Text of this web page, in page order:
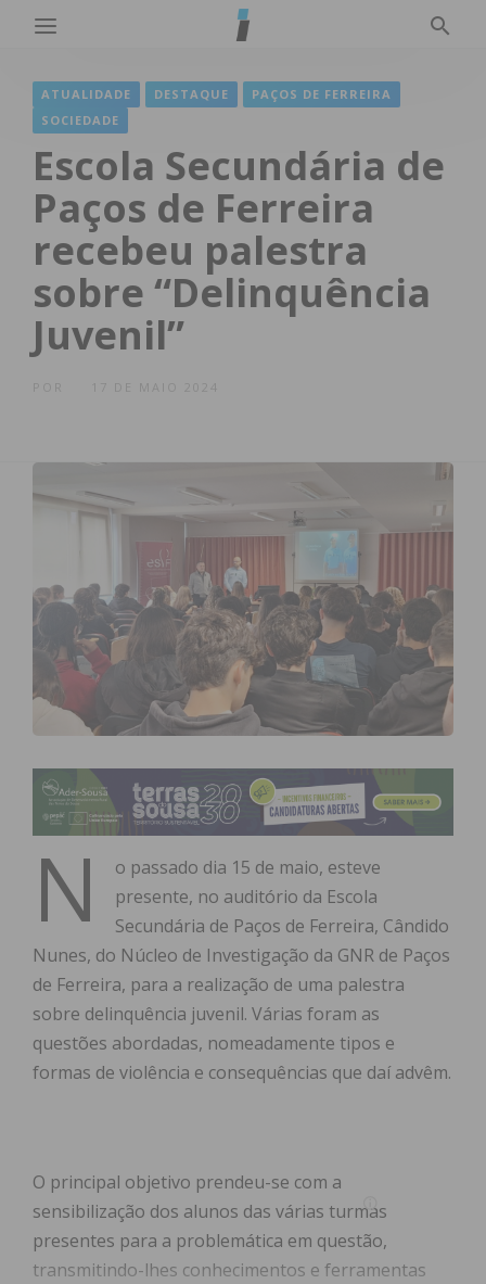
ATUALIDADE DESTAQUE
PAÇOS DE FERREIRA
SOCIEDADE
Escola Secundária de
Paços de Ferreira
recebeu palestra
sobre “Delinquência
Juvenil”
17 DE MAIO 2024
N
o passado dia 15 de maio, esteve
presente, no auditório da Escola
Secundária de Paços de Ferreira, Cândido
Nunes, do Núcleo de Investigação da GNR de Paços
de Ferreira, para a realização de uma palestra
sobre delinquência juvenil. Várias foram as
questões abordadas, nomeadamente tipos e
formas de violência e consequências que daí advêm.
O principal objetivo prendeu-se com a
sensibilização dos alunos das várias turmas
presentes para a problemática em questão,
transmitindo-lhes conhecimentos e ferramentas